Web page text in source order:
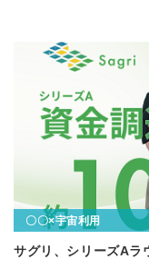
〇〇×宇宙利用
サグリ、シリーズAラ